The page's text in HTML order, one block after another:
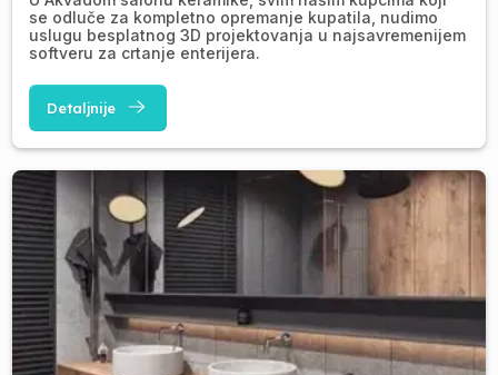
se odluče za kompletno opremanje kupatila, nudimo
uslugu besplatnog 3D projektovanja u najsavremenijem
softveru za crtanje enterijera.
Detaljnije